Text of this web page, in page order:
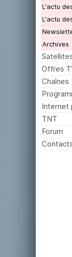
L'actu
L'actu
Archives
Offres
Chaînes
Internet
TNT
Forum